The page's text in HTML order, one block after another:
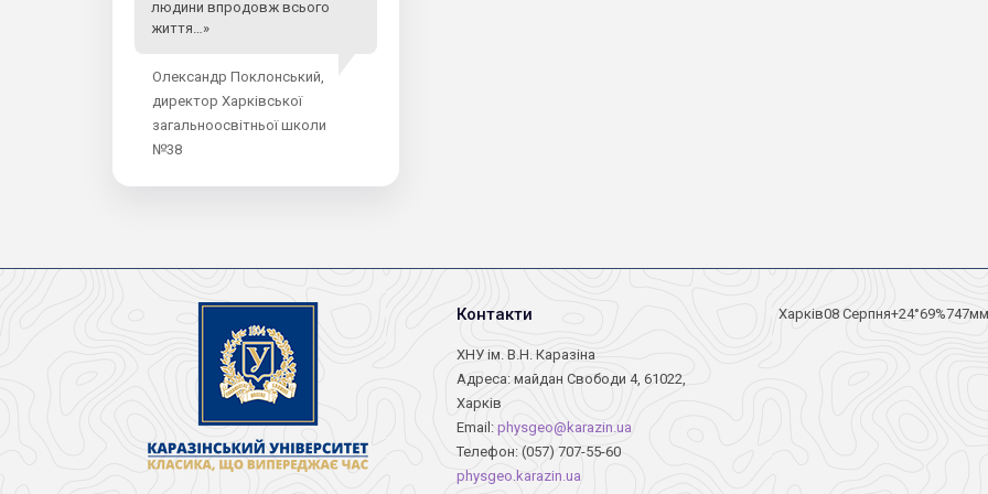
людини впродовж всього
життя…»
Олександр Поклонський,
директор Харківської
загальноосвітньої школи
№38
Контакти
ХНУ ім. В.Н. Каразіна
Адреса: майдан Свободи 4, 61022,
Харків
Email: physgeo@karazin.ua
Телефон: (057) 707-55-60
physgeo.karazin.ua
Харків08 Серпня+24°69%747мм